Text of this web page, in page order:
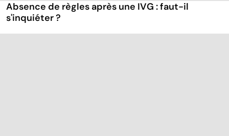
Absence de règles après une IVG : faut-il
s'inquiéter ?